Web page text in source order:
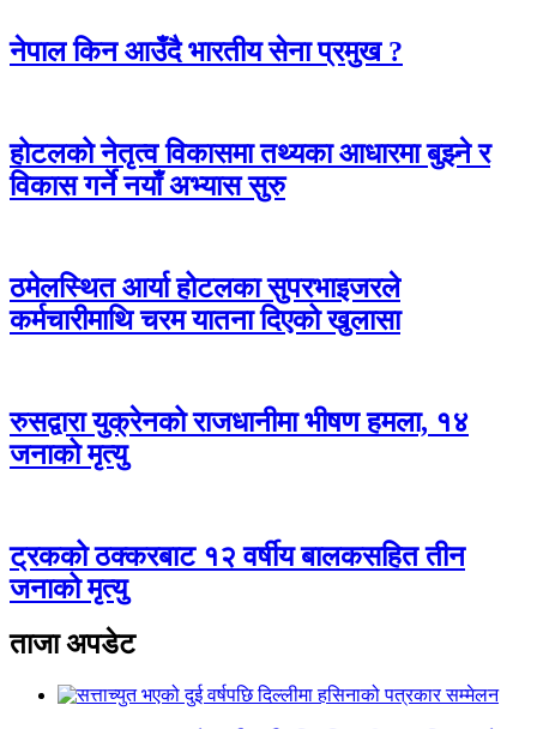
नेपाल किन आउँदै भारतीय सेना प्रमुख ?
होटलको नेतृत्व विकासमा तथ्यका आधारमा बुझ्ने र
विकास गर्ने नयाँ अभ्यास सुरु
ठमेलस्थित आर्या होटलका सुपरभाइजरले
कर्मचारीमाथि चरम यातना दिएको खुलासा
रुसद्वारा युक्रेनको राजधानीमा भीषण हमला, १४
जनाको मृत्यु
ट्रकको ठक्करबाट १२ वर्षीय बालकसहित तीन
जनाको मृत्यु
ताजा अपडेट